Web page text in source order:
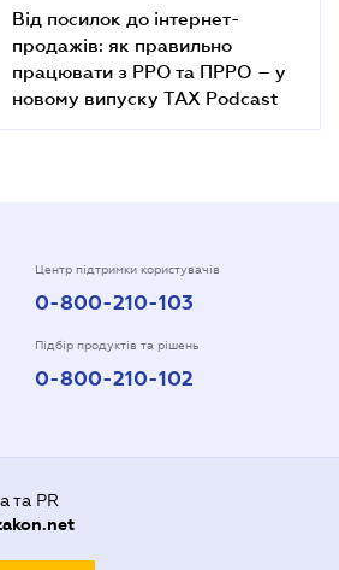
Від посилок до інтернет-
продажів: як правильно
працювати з РРО та ПРРО – у
новому випуску TAX Podcast
Центр підтримки користувачів
0-800-210-103
Підбір продуктів та рішень
0-800-210-102
та PR